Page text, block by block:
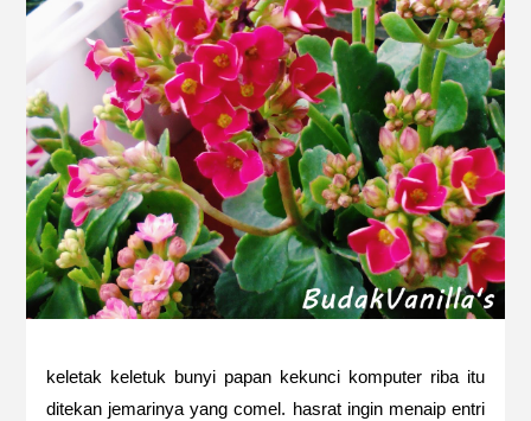
keletak keletuk bunyi papan kekunci komputer riba itu
ditekan jemarinya yang comel. hasrat ingin menaip entri